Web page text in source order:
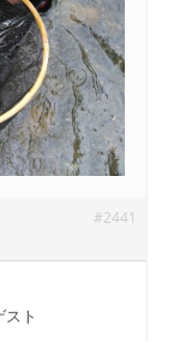
#2441
スト